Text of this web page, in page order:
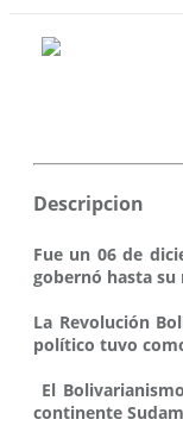
Descripcion
Fue un 06 de
gobernó hasta su
La Revolución
político tuvo
El
continente